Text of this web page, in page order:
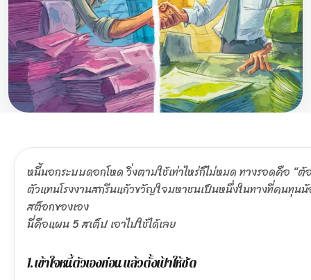
หนี้นอกระบบดอกโหด วิ่งตามใช้เท่าไหร่ก็ไม่หมด ทางรอดคือ “ต้
ตัวแทนโรงงานสกรีนแก้วขวัญใจมหาชนเป็นหนึ่งในทางที่คนทุนน้
สต็อกของเอง
นี่คือแผน 5 สเต็ป เอาไปใช้ได้เลย
1. เข้าใจหนี้ตัวเองก่อน แล้วตั้งเป้าให้ชัด